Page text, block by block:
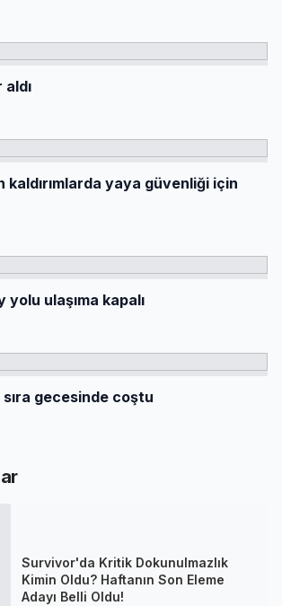
kaldırımlarda yaya güvenliği için
ulaşıma kapalı
gecesinde coştu
Survivor'da Kritik Dokunulmazlık
Kimin Oldu? Haftanın Son Eleme
Adayı Belli Oldu!